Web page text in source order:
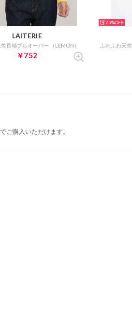
LAITERIE
竺長袖プルオーバー （LEMON）
￥752
75%
ご購入いただけます。